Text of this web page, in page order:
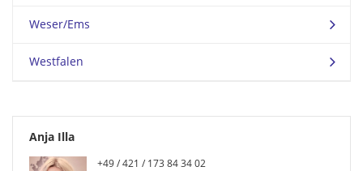
Weser/Ems
Westfalen
Anja Illa
+49 / 421 / 173 84 34 02